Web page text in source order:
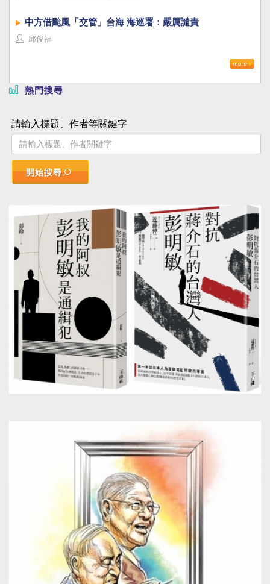
中方借颱風「交管」台海 海巡署：嚴厲譴責
邱俊福
熱門搜尋
請輸入標題、作者等關鍵字
開始搜尋